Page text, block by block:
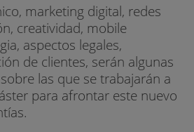
marketing digital, redes
creatividad, mobile
aspectos legales,
de clientes, serán algunas
las que se trabajarán a
para afrontar este nuevo